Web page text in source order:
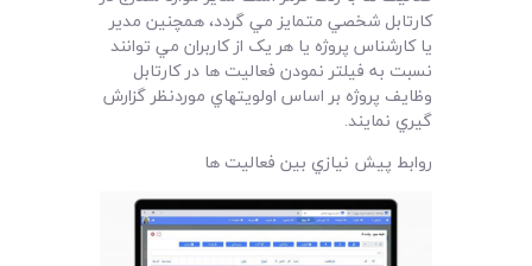
کارتابل شخصي متمايز مي گردد، همچنين مدير
يا کارشناس پروژه يا هر يک از کاربران مي توانند
نسبت به فيلتر نمودن فعاليت ها در کارتابل
وظايف پروژه بر اساس اولويتهاي موردنظر گزارش
گيري نمايند.
روابط پيش نيازي بين فعاليت ها